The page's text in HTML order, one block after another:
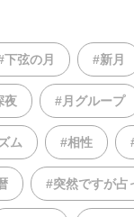
下弦の月 #新月
夜 #月グループ
ム #相性
#突然ですが占